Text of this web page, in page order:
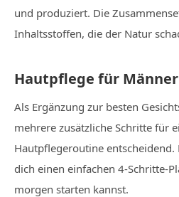
und produziert. Die
Inhaltsstoffen, die der Natur
Hautpflege für
Als Ergänzung zur besten
mehrere zusätzliche Schritte für
Hautpflegeroutine
dich einen einfachen 4-Schritte-
morgen starten kannst.